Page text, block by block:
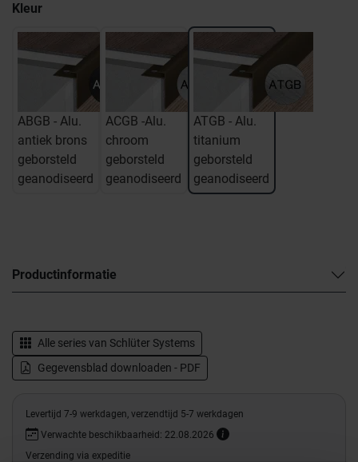
Kleur
ABGB - Alu.
antiek brons
geborsteld
geanodiseerd
ACGB -Alu.
chroom
geborsteld
geanodiseerd
ATGB - Alu.
titanium
geborsteld
geanodiseerd
Productinformatie
Alle series van Schlüter Systems
Gegevensblad downloaden - PDF
Levertijd 7-9 werkdagen, verzendtijd 5-7 werkdagen
Verwachte beschikbaarheid: 22.08.2026
Verzending via expeditie